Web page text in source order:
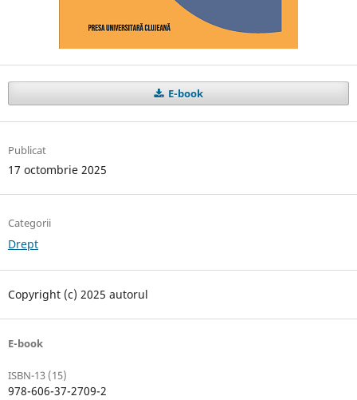
E-book
Publicat
17 octombrie 2025
Categorii
Drept
Copyright (c) 2025 autorul
E-book
ISBN-13 (15)
978-606-37-2709-2